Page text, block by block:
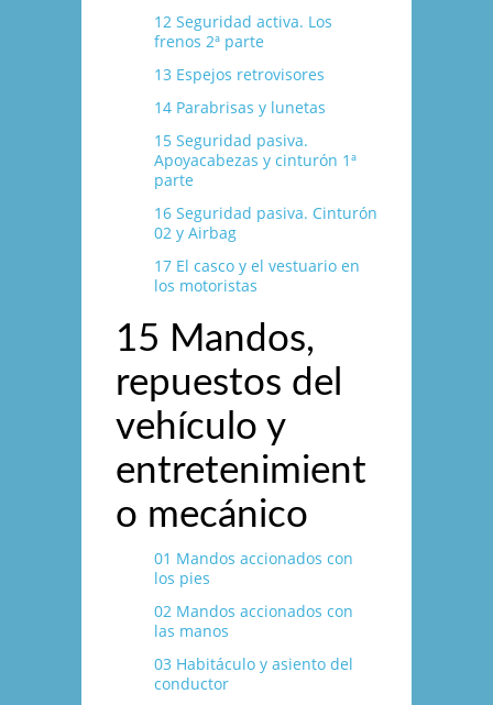
12 Seguridad activa. Los
frenos 2ª parte
13 Espejos retrovisores
14 Parabrisas y lunetas
15 Seguridad pasiva.
Apoyacabezas y cinturón 1ª
parte
16 Seguridad pasiva. Cinturón
02 y Airbag
17 El casco y el vestuario en
los motoristas
15 Mandos,
repuestos del
vehí­culo y
entretenimient
o mecánico
01 Mandos accionados con
los pies
02 Mandos accionados con
las manos
03 Habitáculo y asiento del
conductor